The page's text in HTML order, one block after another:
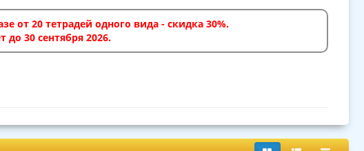
от 20 тетрадей одного вида - скидка 30%.
до 30 сентября 2026.